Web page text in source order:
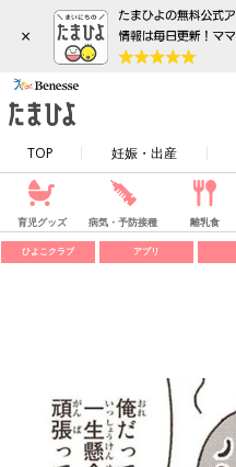
×
TOP 妊娠・出産
育児グッズ 病気・予防接種 離乳食
ひよこクラブ アプリ